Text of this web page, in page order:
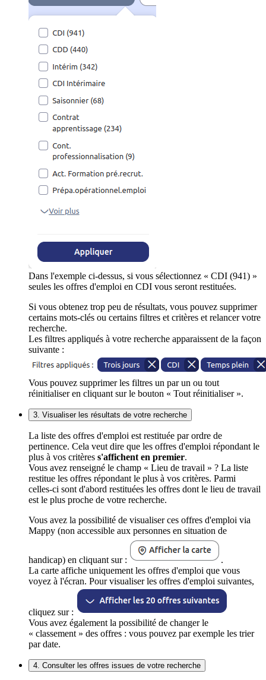
Dans l'exemple ci-dessus, si vous sélectionnez « CDI (941) »
seules les offres d'emploi en CDI vous seront restituées.
Si vous obtenez trop peu de résultats, vous pouvez supprimer
certains mots-clés ou certains filtres et critères et relancer votre
recherche.
Les filtres appliqués à votre recherche apparaissent de la façon
suivante :
Vous pouvez supprimer les filtres un par un ou tout
réinitialiser en cliquant sur le bouton « Tout réinitialiser ».
3. Visualiser les résultats de votre recherche
La liste des offres d'emploi est restituée par ordre de
pertinence. Cela veut dire que les offres d'emploi répondant le
plus à vos critères s'affichent en premier.
Vous avez renseigné le champ « Lieu de travail » ? La liste
restitue les offres répondant le plus à vos critères. Parmi
celles-ci sont d'abord restituées les offres dont le lieu de travail
est le plus proche de votre recherche.
Vous avez la possibilité de visualiser ces offres d'emploi via
Mappy (non accessible aux personnes en situation de
handicap) en cliquant sur :
.
La carte affiche uniquement les offres d'emploi que vous
voyez à l'écran. Pour visualiser les offres d'emploi suivantes,
cliquez sur :
Vous avez également la possibilité de changer le
« classement » des offres : vous pouvez par exemple les trier
par date.
4. Consulter les offres issues de votre recherche